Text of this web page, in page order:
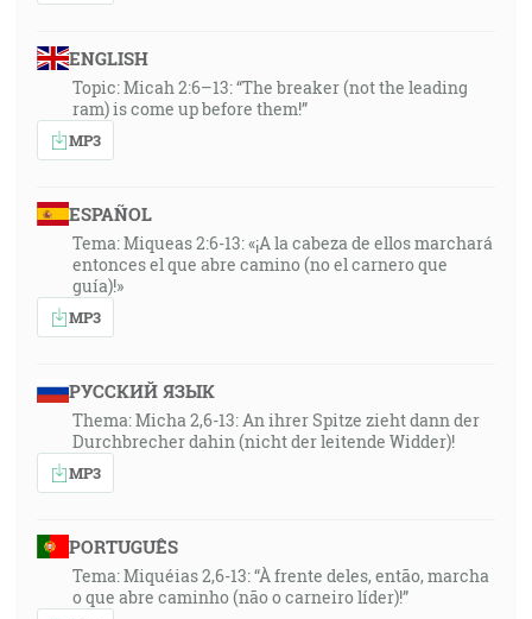
ENGLISH
Topic: Micah 2:6–13: “The breaker (not the leading
ram) is come up before them!”
MP3
ESPAÑOL
Tema: Miqueas 2:6-13: «¡A la cabeza de ellos marchará
entonces el que abre camino (no el carnero que
guía)!»
MP3
РУССКИЙ ЯЗЫК
Thema: Micha 2,6-13: An ihrer Spitze zieht dann der
Durchbrecher dahin (nicht der leitende Widder)!
MP3
PORTUGUÊS
Tema: Miquéias 2,6-13: “À frente deles, então, marcha
o que abre caminho (não o carneiro líder)!”